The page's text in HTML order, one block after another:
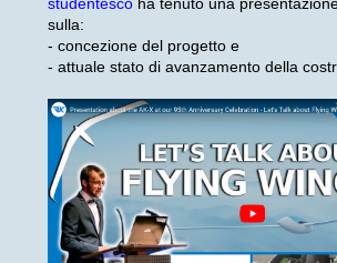
studentesco ha tenuto una
sulla:
- concezione del progetto e
- attuale stato di avanzamento della